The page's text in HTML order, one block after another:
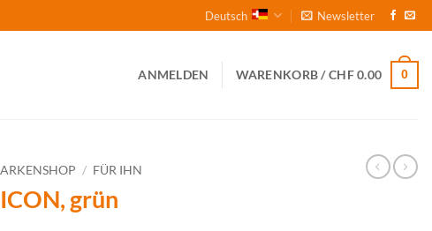
Deutsch Newsletter
ANMELDEN WARENKORB /CHF0.00 0
/ FÜR IHN
grün